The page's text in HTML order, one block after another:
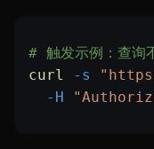
# 触发示例：查询
curl
-s
  -H